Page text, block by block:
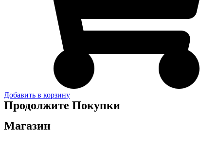
Добавить в корзину
Продолжите Покупки
Магазин